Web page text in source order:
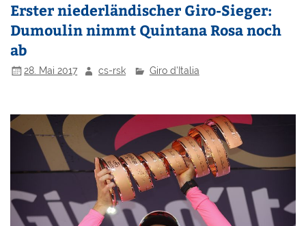
Erster niederländischer Giro-Sieger:
Dumoulin nimmt Quintana Rosa noch
ab
28. Mai 2017 cs-rsk Giro d'Italia